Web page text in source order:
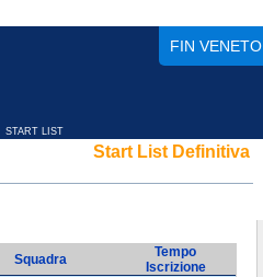
FIN VENETO
START LIST
Start List Definitiva
Squadra
Tempo
Iscrizione